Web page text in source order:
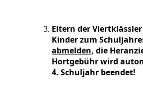
Eltern der
Kinder zum
abmelden, die
Hortgebühr wird
4. Schuljahr beendet!